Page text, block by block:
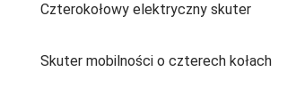
Czterokołowy elektryczny skuter
Skuter mobilności o czterech kołach